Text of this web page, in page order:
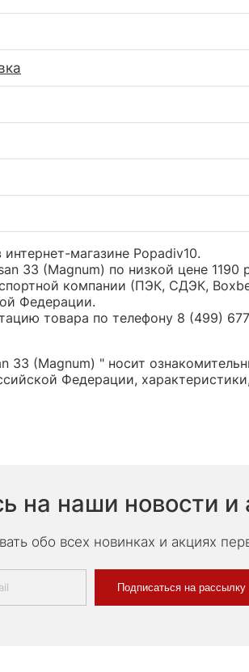
магазине Popadiv10.
33 (Magnum) по низкой цене
компании (ПЭК, СДЭК,
Федерации.
товара по телефону 8 (499)
(Magnum) " носит
Федерации,
на наши новости и
обо всех новинках и акциях
Подписаться на рассылку